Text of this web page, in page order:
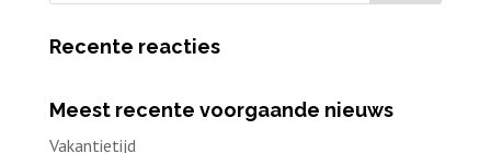
Recente reacties
Meest recente voorgaande nieuws
Vakantietijd